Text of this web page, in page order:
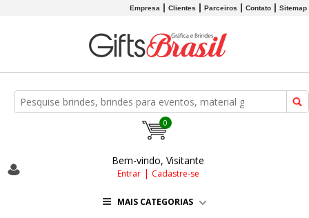
Empresa Clientes Parceiros Contato Sitemap
0
Bem-vindo, Visitante
Entrar| Cadastre-se
MAIS CATEGORIAS